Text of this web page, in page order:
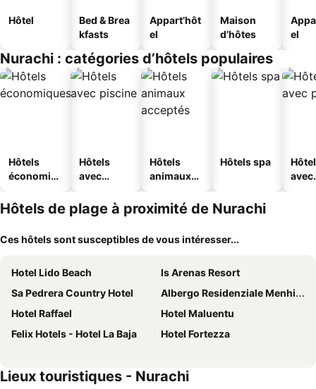
Hôtel
Bed & Brea
kfasts
Appart’hôt
el
Maison
d’hôtes
el
Nurachi : catégories d’hôtels populaires
Hôtels
économiq
Hôtels
avec
Hôtels
animaux
Hôtels spa
avec
Hôtels de plage à proximité de Nurachi
Ces hôtels sont susceptibles de vous intéresser...
Hotel Lido Beach
Is Arenas Resort
Sa Pedrera Country Hotel
Albergo Residenziale Menhirs
Hotel Raffael
Hotel Maluentu
Felix Hotels - Hotel La Baja
Hotel Fortezza
Lieux touristiques - Nurachi